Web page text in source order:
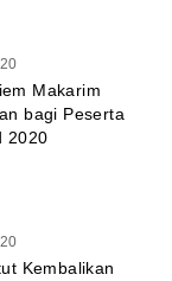
Makarim
bagi Peserta
2020
Kembalikan